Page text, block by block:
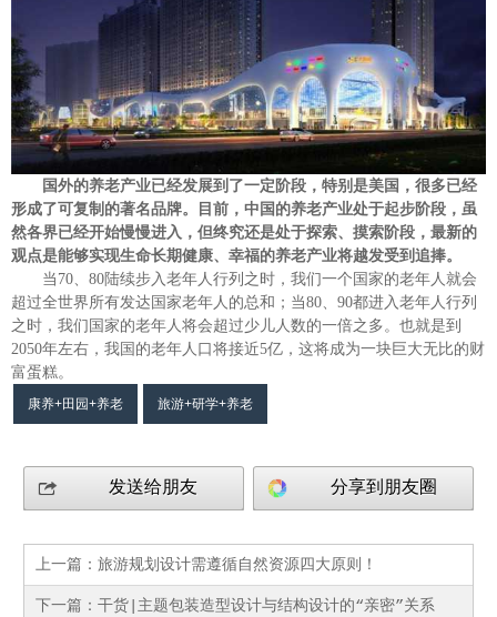
国外的养老产业已经发展到了一定阶段，特别是美国，很多已经
形成了可复制的著名品牌。目前，中国的养老产业处于起步阶段，虽
然各界已经开始慢慢进入，但终究还是处于探索、摸索阶段，最新的
观点是能够实现生命长期健康、幸福的养老产业将越发受到追捧。
当 70 80陆续步入老年人行列之时，我们一个国家的老年人就会
超过全世界所有发达国家老年人的总和；当80 90都进入老年人行列
之时，我们国家的老年人将会超过少儿人数的一倍之多。也就是到
2050年左右，我国的老年人口将接近5亿，这将成为一块巨大无比的财
富蛋糕。
康养+田园+养老 旅游+研学+养老
发送给朋友 分享到朋友圈
上一篇： 旅游规划设计需遵循自然资源四大原则！
下一篇： 干货|主题包装造型设计与结构设计的“亲密”关系